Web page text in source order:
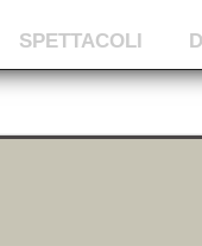
SPETTACOLI